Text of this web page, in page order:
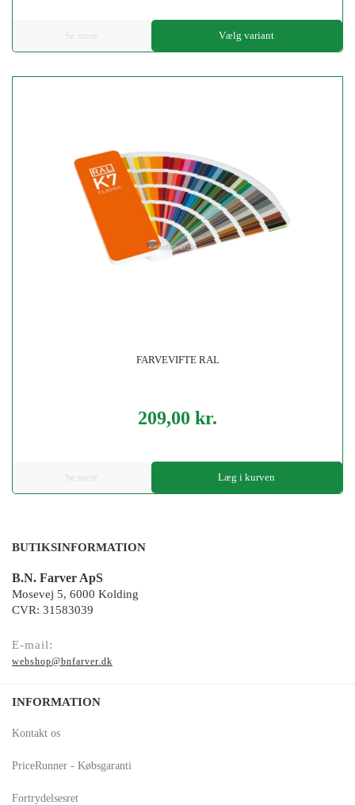
Se mere Vælg variant
FARVEVIFTE RAL
209,00 kr.
Se mere Læg i kurven
BUTIKSINFORMATION
B.N. Farver ApS
Mosevej 5, 6000 Kolding
CVR: 31583039
E-mail:
webshop@bnfarver.dk
INFORMATION
Kontakt os
PriceRunner - Købsgaranti
Fortrydelsesret